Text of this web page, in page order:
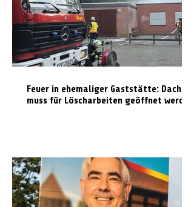
Feuer in ehemaliger Gaststätte: Dach
muss für Löscharbeiten geöffnet werden